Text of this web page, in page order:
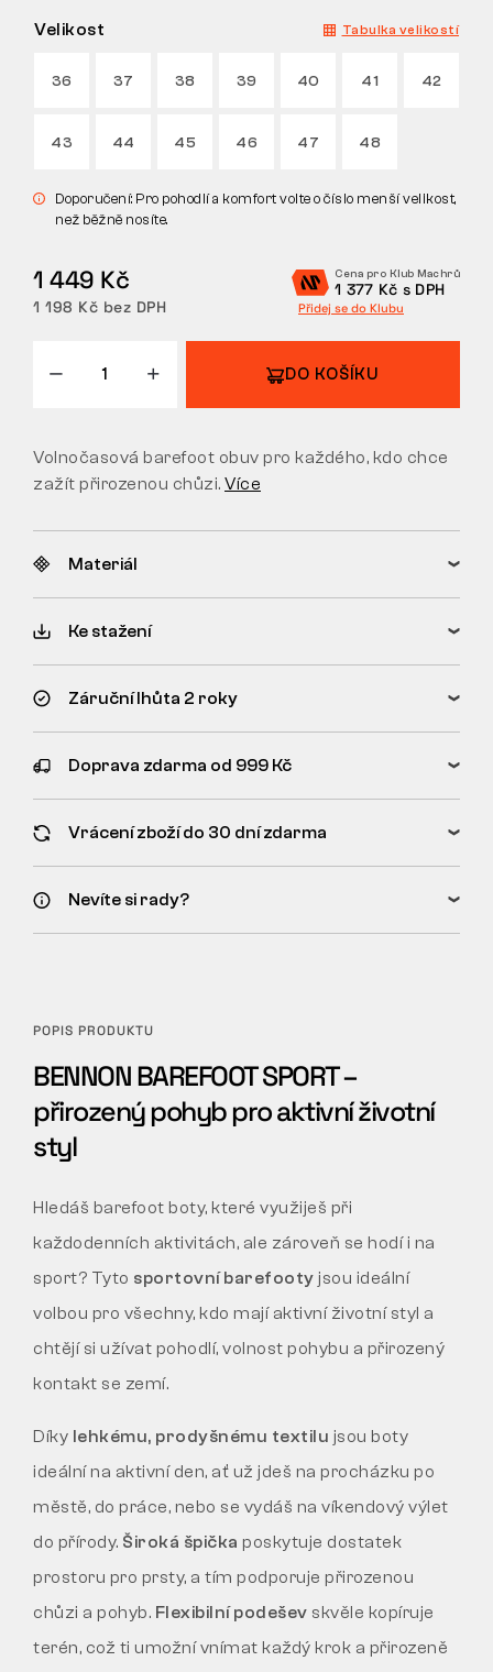
VRÁCENÍ/VÝMĚNA
Velikost Tabulka velikostí
36 37 38 39 40 41 42
43 44 45 46 47 48
Doporučení: Pro pohodlí a komfort volte o číslo menší velikost,
než běžně nosíte.
1 449 Kč
1 198 Kč bez DPH
Cena pro Klub Machrů
1 377 Kč s DPH
Přidej se do Klubu
DO KOŠÍKU
Volnočasová barefoot obuv pro každého, kdo chce
zažít přirozenou chůzi. Více
Materiál
Ke stažení
Záruční lhůta 2 roky
Doprava zdarma od 999 Kč
Vrácení zboží do 30 dní zdarma
Nevíte si rady?
POPIS PRODUKTU
BENNON BAREFOOT SPORT –
přirozený pohyb pro aktivní životní
styl
Hledáš barefoot boty, které využiješ při
každodenních aktivitách, ale zároveň se hodí i na
sport? Tyto sportovní barefooty jsou ideální
volbou pro všechny, kdo mají aktivní životní styl a
chtějí si užívat pohodlí, volnost pohybu a přirozený
kontakt se zemí.
Díky lehkému, prodyšnému textilu jsou boty
ideální na aktivní den, ať už jdeš na procházku po
městě, do práce, nebo se vydáš na víkendový výlet
do přírody. Široká špička poskytuje dostatek
prostoru pro prsty, a tím podporuje přirozenou
chůzi a pohyb. Flexibilní podešev skvěle kopíruje
terén, což ti umožní vnímat každý krok a přirozeně